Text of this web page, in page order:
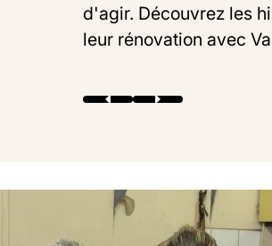
d'agir. Découvrez les
leur rénovation avec